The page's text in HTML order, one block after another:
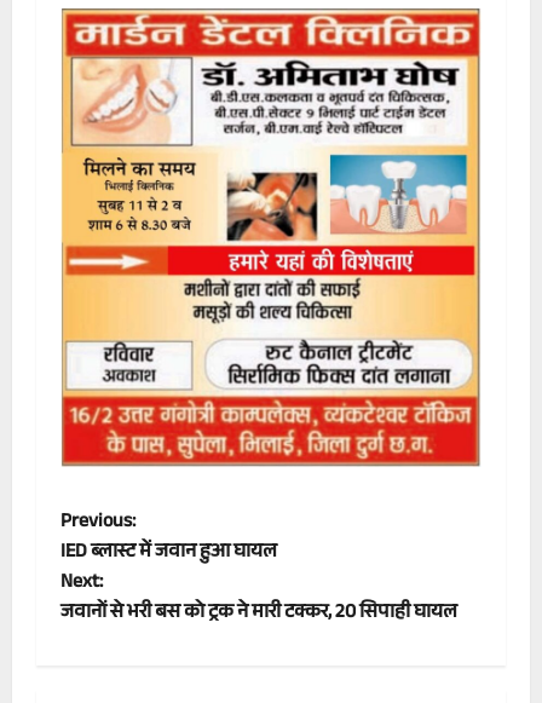
P
o
s
Previous:
IED ब्लास्ट में जवान हुआ घायल
Next:
जवानों से भरी बस को ट्रक ने मारी टक्कर, 20 सिपाही घायल